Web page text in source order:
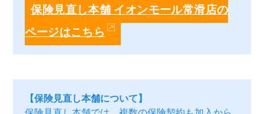
保険見直し本舗 イオンモール常滑店の
ページはこちら
【保険見直し本舗について】